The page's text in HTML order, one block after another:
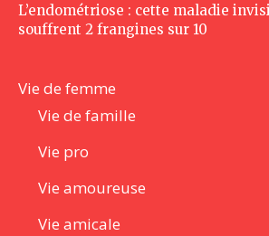
L’endométriose : cette maladie
souffrent 2 frangines sur 10
Vie de femme
Vie de famille
Vie pro
Vie amoureuse
Vie amicale